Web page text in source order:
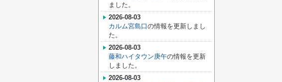
ました。
2026-08-03
カルム宮島口の情報を更新しまし
た。
2026-08-03
藤和ハイタウン庚午の情報を更新
しました。
2026-08-03